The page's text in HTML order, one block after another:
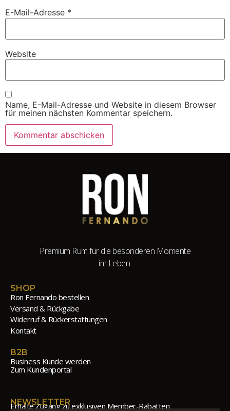
E-Mail-Adresse *
Website
Name, E-Mail-Adresse und Website in diesem Browser
für meinen nächsten Kommentar speichern.
Premium Rum für die besonderen Momente
im Leben.
SHOP
Ron Fernando bestellen
Versand & Rückgabe
Widerruf & Rückerstattungen
Kontakt
B2B
Business Kunde werden
Zum Kundenportal
NEWSLETTER
Erhalte Zugang zu exklusiven Member-Rabatten